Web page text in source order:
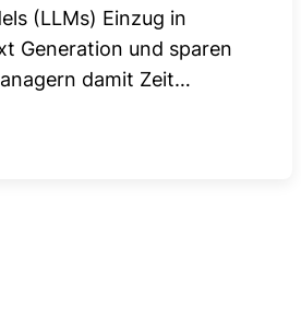
(LLMs) Einzug in
Generation und sparen
damit Zeit…